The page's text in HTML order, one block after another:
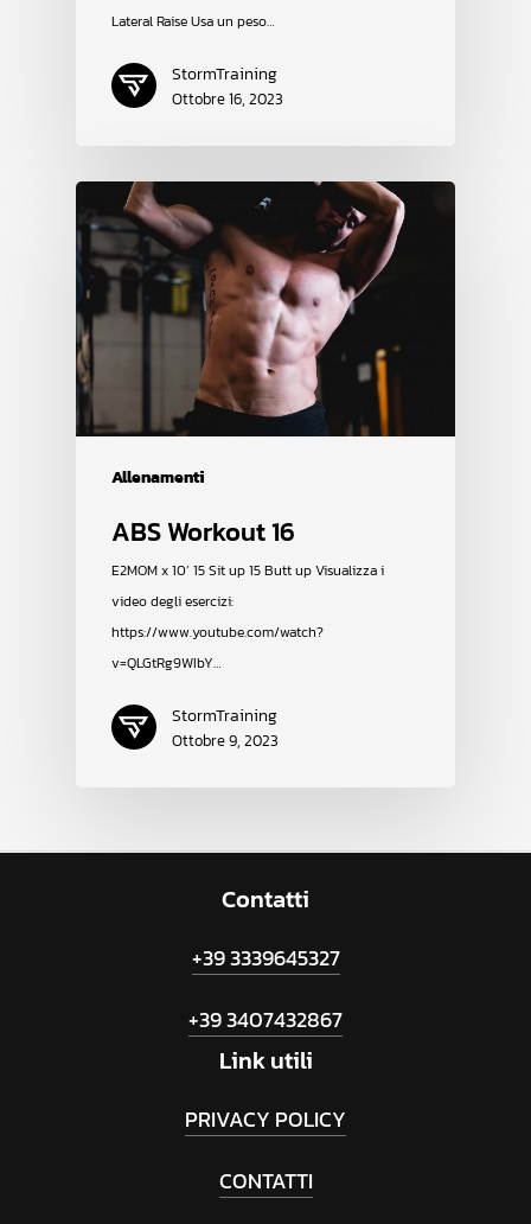
Lateral Raise Usa un peso…
StormTraining
Ottobre 16, 2023
Allenamenti
ABS Workout 16
E2MOM x 10’ 15 Sit up 15 Butt up Visualizza i
video degli esercizi:
https://www.youtube.com/watch?
v=QLGtRg9WIbY…
StormTraining
Ottobre 9, 2023
Contatti
+39 3339645327
+39 3407432867
Linkutili
PRIVACY POLICY
CONTATTI